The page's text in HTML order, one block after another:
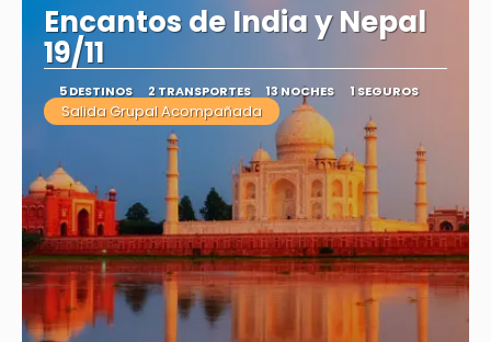
Encantos de India y Nepal
19/11
5 DESTINOS 2 TRANSPORTES 13 NOCHES 1 SEGUROS
Salida Grupal Acompañada